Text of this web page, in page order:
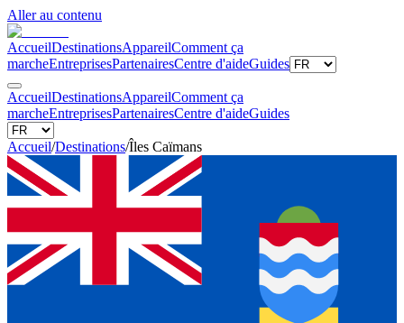
Aller au contenu
AccueilDestinationsAppareilComment ça
marcheEntreprisesPartenairesCentre d'aideGuides
AccueilDestinationsAppareilComment ça
marcheEntreprisesPartenairesCentre d'aideGuides
Accueil/Destinations/Îles Caïmans